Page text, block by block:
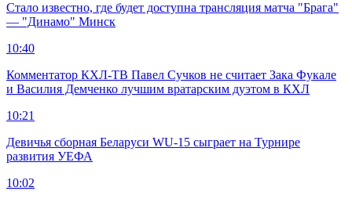
Стало известно, где будет доступна трансляция матча "Брага"
— "Динамо" Минск
10:40
Комментатор КХЛ-ТВ Павел Сучков не считает Зака Фукале
и Василия Демченко лучшим вратарским дуэтом в КХЛ
10:21
Девичья сборная Беларуси WU-15 сыграет на Турнире
развития УЕФА
10:02